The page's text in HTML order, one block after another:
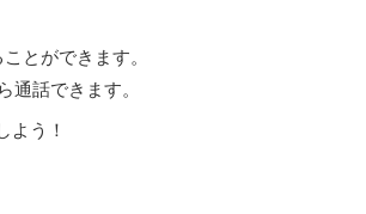
とができます。
話できます。
よう！